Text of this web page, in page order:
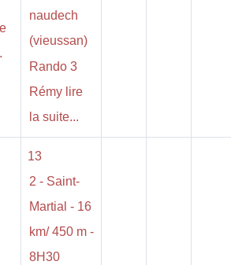
naudech
(vieussan)
Rando 3
Rémy lire
la suite...
13
2 - Saint-
Martial - 16
km/ 450 m -
8H30